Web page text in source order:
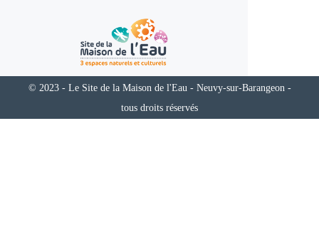
© 2023 - Le Site de la Maison de l'Eau - Neuvy-sur-Barangeon -
tous droits réservés